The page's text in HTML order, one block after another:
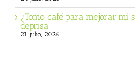
¿Tomo café para mejorar mi
deprisa
21 julio, 2026